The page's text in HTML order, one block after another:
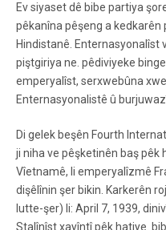
Ev siyaset dê bibe partiya
pêkanîna pêşeng a kedkarên
Hindistanê. Enternasyonalîst
piştgiriya ne. pêdiviyeke
emperyalîst, serxwebûna
Enternasyonalistê û
Di gelek beşên Fourth
ji niha ve pêşketinên baş pêk
Vîetnamê, li emperyalîzmê
dişêlînin şer bikin. Karkerên
lutte-şer) li: April 7, 1939,
Stalînîst xayîntî pêk hatiye.